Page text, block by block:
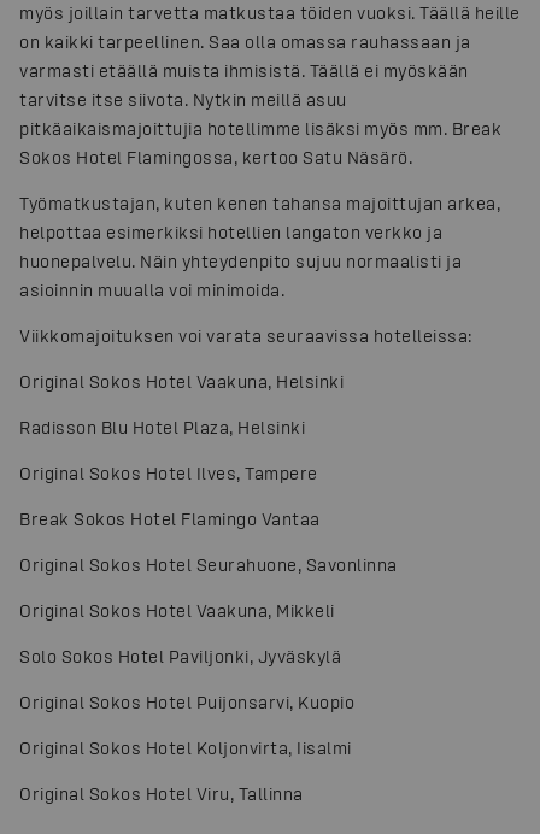
myös joillain tarvetta matkustaa töiden vuoksi. Täällä heille
on kaikki tarpeellinen. Saa olla omassa rauhassaan ja
varmasti etäällä muista ihmisistä. Täällä ei myöskään
tarvitse itse siivota. Nytkin meillä asuu
pitkäaikaismajoittujia hotellimme lisäksi myös mm. Break
Sokos Hotel Flamingossa, kertoo Satu Näsärö.
Työmatkustajan, kuten kenen tahansa majoittujan arkea,
helpottaa esimerkiksi hotellien langaton verkko ja
huonepalvelu. Näin yhteydenpito sujuu normaalisti ja
asioinnin muualla voi minimoida.
Viikkomajoituksen voi varata seuraavissa hotelleissa:
Original Sokos Hotel Vaakuna, Helsinki
Radisson Blu Hotel Plaza, Helsinki
Original Sokos Hotel Ilves, Tampere
Break Sokos Hotel Flamingo Vantaa
Original Sokos Hotel Seurahuone, Savonlinna
Original Sokos Hotel Vaakuna, Mikkeli
Solo Sokos Hotel Paviljonki, Jyväskylä
Original Sokos Hotel Puijonsarvi, Kuopio
Original Sokos Hotel Koljonvirta, Iisalmi
Original Sokos Hotel Viru, Tallinna